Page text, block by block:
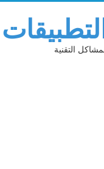
التقنية